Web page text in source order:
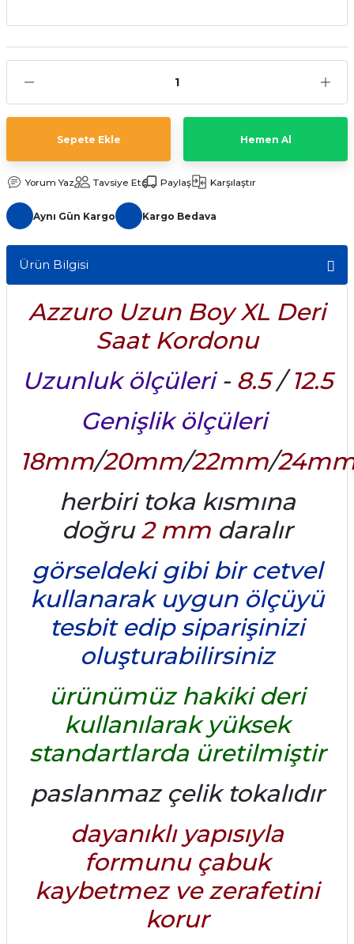
Sepete Ekle Hemen Al
Yorum Yaz Tavsiye Et Paylaş Karşılaştır
Aynı Gün Kargo Kargo Bedava
Ürün Bilgisi
Azzuro Uzun Boy XL Deri
Saat Kordonu
Uzunluk ölçüleri- 8.5/12.5
Genişlik ölçüleri
18mm/20mm/22mm/
herbiri toka kısmına
doğru2 mm daralır
görseldeki gibi bir cetvel
kullanarak uygun ölçüyü
tesbit edip siparişinizi
oluşturabilirsiniz
ürünümüz hakiki deri
kullanılarak yüksek
standartlarda üretilmiştir
paslanmaz çelik tokalıdır
dayanıklı yapısıyla
formunu çabuk
kaybetmez ve zerafetini
korur